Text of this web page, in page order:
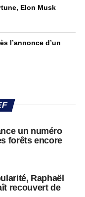
Elon Musk
l’annonce d’un
un numéro
forêts encore
Raphaël
recouvert de